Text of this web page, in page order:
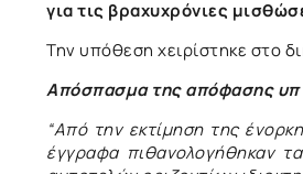
για τις βραχυχρόνιες
Την υπόθεση χειρίστηκε στο
Απόσπασμα της απόφασης
“Από την εκτίμηση της
έγγραφα πιθανολογήθηκαν τα